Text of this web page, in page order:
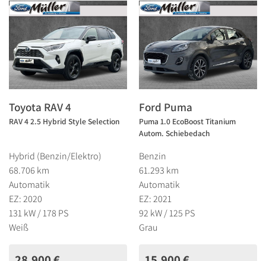
Toyota RAV 4
RAV 4 2.5 Hybrid Style Selection
Hybrid (Benzin/Elektro)
68.706 km
Automatik
EZ: 2020
131 kW / 178 PS
Weiß
Ford Puma
Puma 1.0 EcoBoost Titanium
Autom. Schiebedach
Benzin
61.293 km
Automatik
EZ: 2021
92 kW / 125 PS
Grau